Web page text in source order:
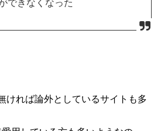
できなくなった
ければ論外としているサイトも多